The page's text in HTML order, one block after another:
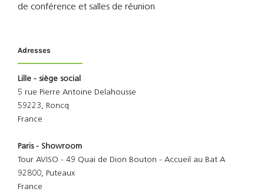
de conférence et salles de réunion
Adresses
Lille - siège social
5 rue Pierre Antoine Delahousse
59223, Roncq
France
Paris - Showroom
Tour AVISO - 49 Quai de Dion Bouton - Accueil au Bat A
92800, Puteaux
France